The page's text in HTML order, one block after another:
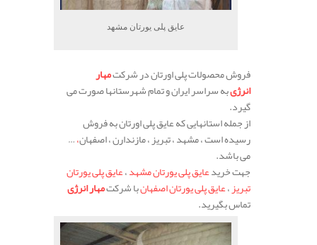
عایق پلی یورتان مشهد
فروش محصولات پلی اورتان در شرکتمهار
انرژیبه سراسر ایران و تمام شهرستانها صورت می
گیرد.
از جمله استانهایی که عایق پلی اورتان به فروش
رسیده است ، مشهد ، تبریز ، مازندارن ، اصفهان،…
می باشد.
جهت خریدعایق پلی یورتان مشهد،عایق پلی یورتان
تبریز ،عایق پلی یورتان اصفهانبا شرکتمهار انرژی
تماس بگیرید.